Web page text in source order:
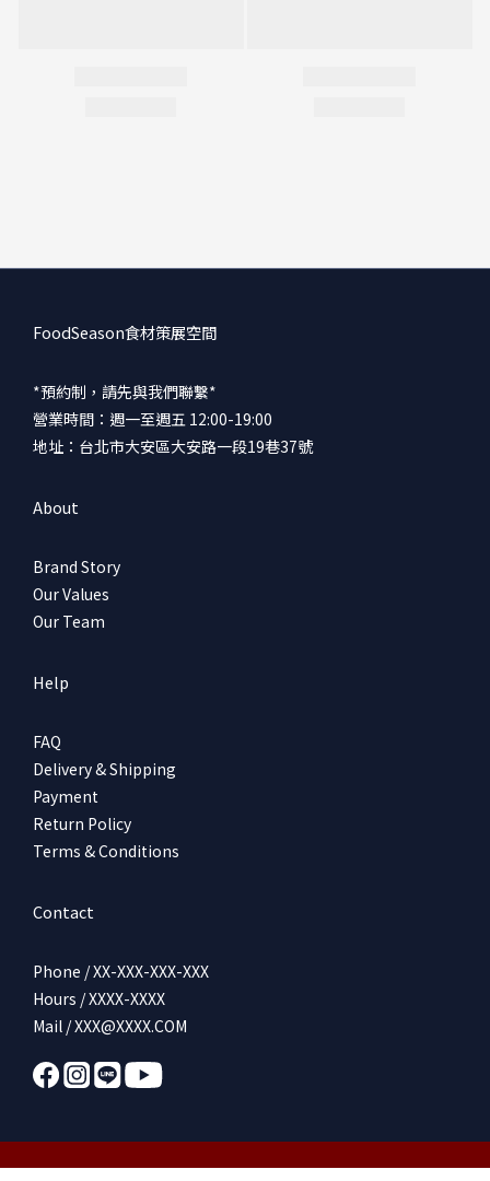
FoodSeason食材策展空間
*預約制，請先與我們聯繫*
營業時間：週一至週五 12:00-19:00
地址：台北市大安區大安路一段19巷37號
About
Brand Story
Our Values
Our Team
Help
FAQ
Delivery & Shipping
Payment
Return Policy
Terms & Conditions
Contact
Phone / XX-XXX-XXX-XXX
Hours / XXXX-XXXX
Mail / XXX@XXXX.COM